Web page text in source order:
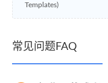
Templates)
常见问题FAQ